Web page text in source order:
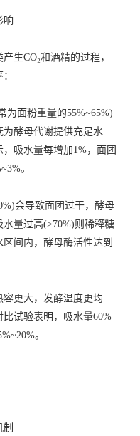
响
CO₂和酒精的过程，
面粉重量的55%~65%)
为酵母代谢提供充足水
吸水量每增加1%，面团
。
会导致面团过干，酵母
量过高(>70%)则稀释糖
间内，酵母酶活性达到
更大，发酵温度更均
试验表明，吸水量60%
。